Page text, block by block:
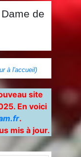
de
à l'accueil)
site
En voici
.
mis à jour.